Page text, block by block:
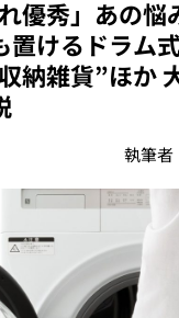
優秀」あの悩
置けるドラム
納雑貨”ほか
執筆者